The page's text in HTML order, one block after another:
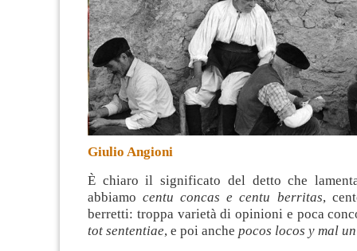
Giulio Angioni
È chiaro il significato del detto che
abbiamocentu concas e centu berritas,
berretti: troppa varietà di opinioni e poca
tot sententiae, e poi anche pocos locos y mal